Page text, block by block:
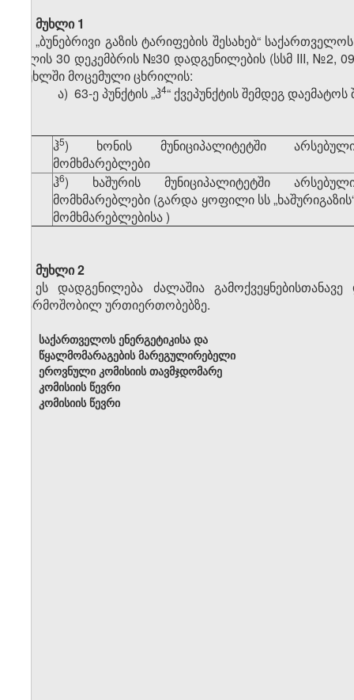
მუხლი 1
„ბუნებრივი გაზის ტარიფების შესახებ“
წლის 30 დეკემბრის №30 დადგენილების (სსმ III, №2,
მუხლში მოცემული ცხრილის:
ა) 63-ე პუნქტის „ჰ​4“ ქვეპუნქტის შემდეგ დაემატოს
ჰ​5) ხონის მუნიციპალიტეტში
მომხმარებლები
ჰ​6) ხაშურის მუნიციპალიტეტში
მომხმარებლები (გარდა ყოფილი სს
მომხმარებლებისა )
მუხლი 2
ეს დადგენილება ძალაშია
წარმოშობილ ურთიერთობებზე.
საქართველოს ენერგეტიკისა და
წყალმომარაგების მარეგულირებელი
ეროვნული კომისიის თავმჯდომარე
კომისიის წევრი
კომისიის წევრი